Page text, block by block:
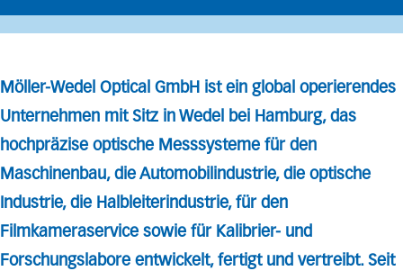
Möller-Wedel Optical GmbH ist ein global operierendes
Unternehmen mit Sitz in Wedel bei Hamburg, das
hochpräzise optische Messsysteme für den
Maschinenbau, die Automobilindustrie, die optische
Industrie, die Halbleiterindustrie, für den
Filmkameraservice sowie für Kalibrier- und
Forschungslabore entwickelt, fertigt und vertreibt. Seit